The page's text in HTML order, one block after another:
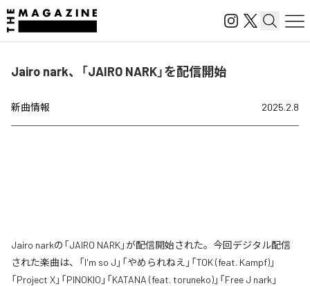
Jairo nark、「JAIRO NARK」を配信開始
新曲情報 2025.2.8
Jairo narkの「JAIRO NARK」が配信開始された。今回デジタル配信
された楽曲は、「I'm so J」「やめられねえ」「TOK (feat. Kampf)」
「Project X」「PINOKIO」「KATANA (feat. toruneko)」「Free J nark」